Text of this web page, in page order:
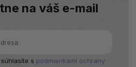
na váš e-mail
s podmienkami ochrany